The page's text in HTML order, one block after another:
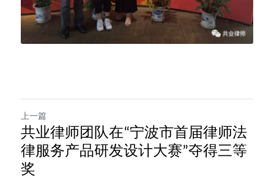
上一篇
共业律师团队在“宁波市首届律师法
律服务产品研发设计大赛”夺得三等
奖